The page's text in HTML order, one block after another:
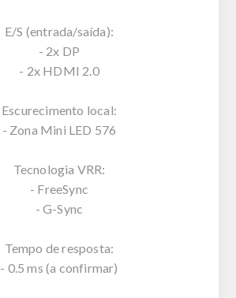
E/S (entrada/saída):
- 2x DP
- 2x HDMI 2.0
Escurecimento local:
- Zona Mini LED 576
Tecnologia VRR:
- FreeSync
- G-Sync
Tempo de resposta:
- 0.5 ms (a confirmar)